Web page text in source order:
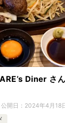
Diner さ
公開日： 2024年4月18